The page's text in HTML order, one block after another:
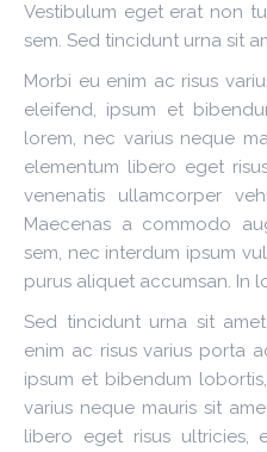
Vestibulum eget erat non
sem. Sed tincidunt urna sit
Morbi eu enim ac risus
eleifend, ipsum et
lorem, nec varius neque
elementum libero eget
venenatis ullamcorper
Maecenas a commodo
sem, nec interdum ipsum
purus aliquet accumsan. In
Sed tincidunt urna sit
enim ac risus varius porta
ipsum et bibendum
varius neque mauris sit
libero eget risus ultricies,